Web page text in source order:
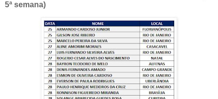
5ª semana)